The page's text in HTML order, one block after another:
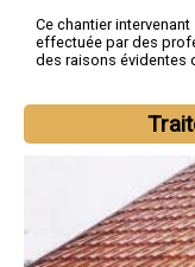
Ce chantier
effectuée par des
des raisons évidentes